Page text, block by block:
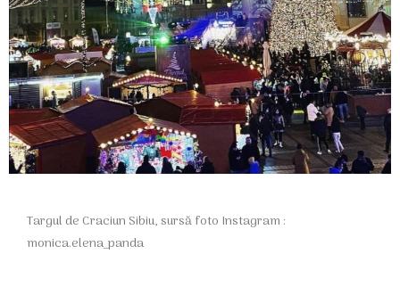
Targul de Craciun Sibiu, sursă foto Instagram :
monica.elena_panda